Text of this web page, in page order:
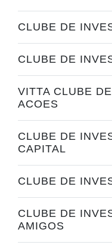
CLUBE DE
CLUBE DE
VITTA CLUBE
ACOES
CLUBE DE
CAPITAL
CLUBE DE
CLUBE DE
AMIGOS